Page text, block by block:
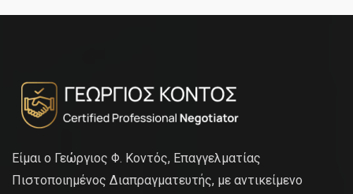
Είμαι ο Γεώργιος Φ. Κοντός, Επαγγελματίας
Πιστοποιημένος Διαπραγματευτής, με αντικείμενο